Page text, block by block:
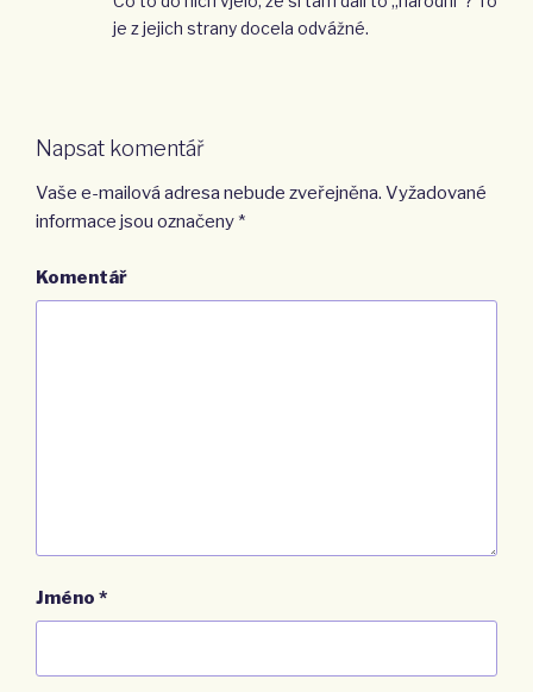
je z jejich strany docela odvážné.
Napsat komentář
Vaše e-mailová adresa nebude zveřejněna. Vyžadované
informace jsou označeny *
Komentář
Jméno *